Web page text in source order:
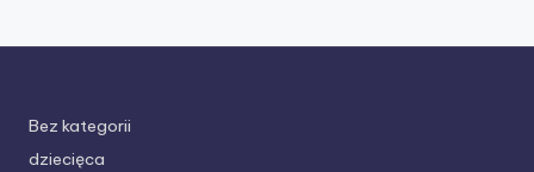
Bez kategorii
dziecięca